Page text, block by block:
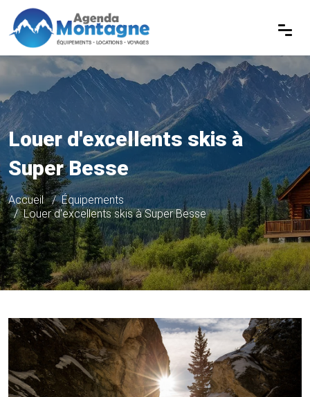
Louer d'excellents skis à
Super Besse
Accueil
Équipements
Louer d'excellents skis à Super Besse